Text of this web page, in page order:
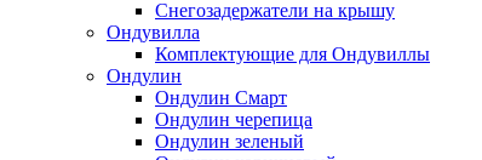
Снегозадержатели на крышу
Ондувилла
Комплектующие для Ондувиллы
Ондулин
Ондулин Смарт
Ондулин черепица
Ондулин зеленый